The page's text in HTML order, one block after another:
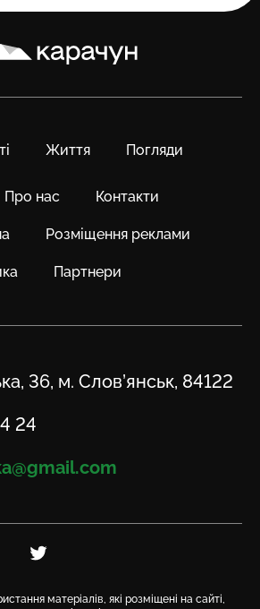
Життя Погляди
Про нас Контакти
Розміщення реклами
Партнери
36, м. Слов’янськ, 84122
24
на Telegram
Посилання на Twitter
матеріалів, які розміщені на сайті,